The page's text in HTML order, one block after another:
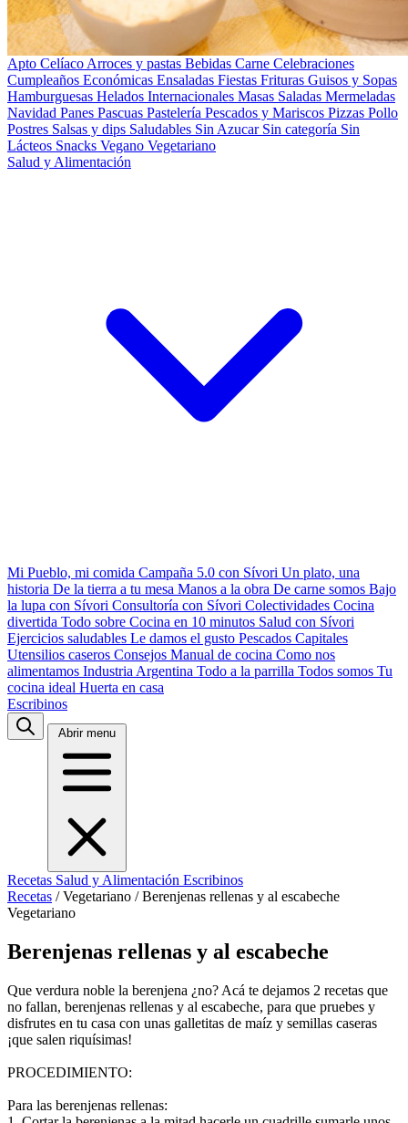
Apto Celíaco Arroces y pastas Bebidas Carne Celebraciones
Cumpleaños Económicas Ensaladas Fiestas Frituras Guisos y Sopas
Hamburguesas Helados Internacionales Masas Saladas Mermeladas
Navidad Panes Pascuas Pastelería Pescados y Mariscos Pizzas Pollo
Postres Salsas y dips Saludables Sin Azucar Sin categoría Sin
Lácteos Snacks Vegano Vegetariano
Salud y Alimentación
Mi Pueblo, mi comida Campaña 5.0 con Sívori Un plato, una
historia De la tierra a tu mesa Manos a la obra De carne somos Bajo
la lupa con Sívori Consultoría con Sívori Colectividades Cocina
divertida Todo sobre Cocina en 10 minutos Salud con Sívori
Ejercicios saludables Le damos el gusto Pescados Capitales
Utensilios caseros Consejos Manual de cocina Como nos
alimentamos Industria Argentina Todo a la parrilla Todos somos Tu
cocina ideal Huerta en casa
Escribinos
Abrir menu
Recetas Salud y Alimentación Escribinos
Recetas / Vegetariano / Berenjenas rellenas y al escabeche
Vegetariano
Berenjenas rellenas y al escabeche
Que verdura noble la berenjena ¿no? Acá te dejamos 2 recetas que
no fallan, berenjenas rellenas y al escabeche, para que pruebes y
disfrutes en tu casa con unas galletitas de maíz y semillas caseras
¡que salen riquísimas!
PROCEDIMIENTO:
Para las berenjenas rellenas: